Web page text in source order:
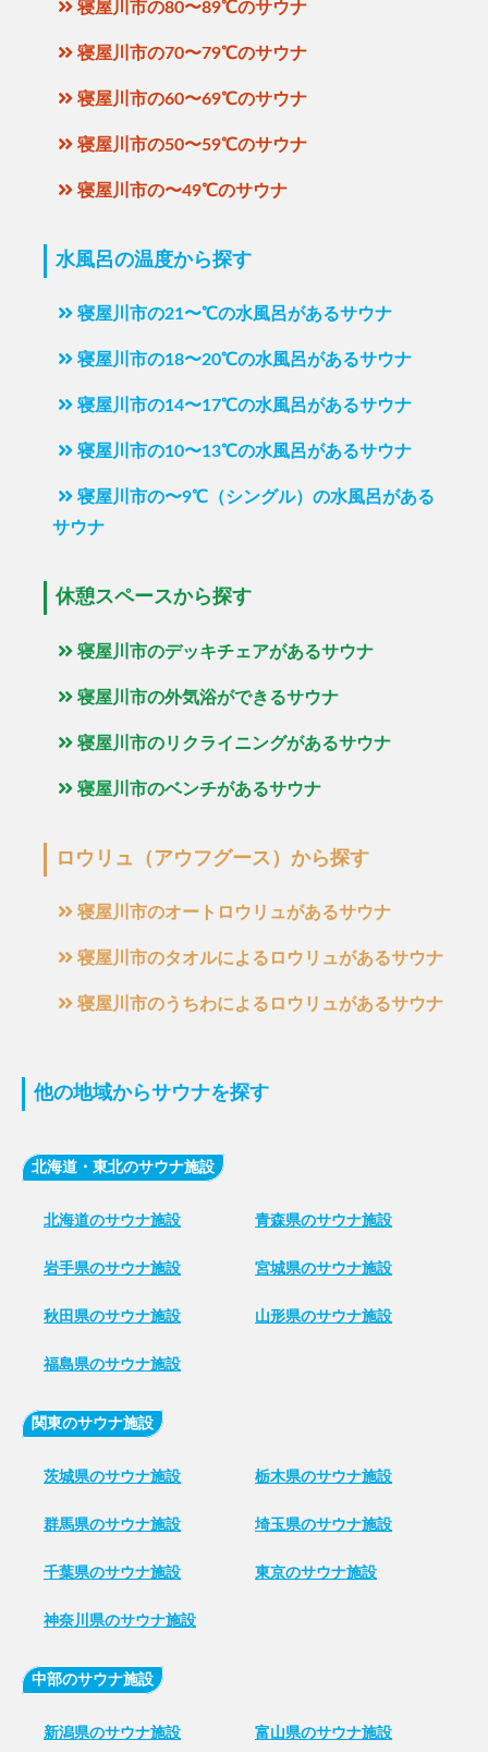
寝屋川市の80〜89℃のサウナ
寝屋川市の70〜79℃のサウナ
寝屋川市の60〜69℃のサウナ
寝屋川市の50〜59℃のサウナ
寝屋川市の〜49℃のサウナ
水風呂の温度から探す
寝屋川市の21〜℃の水風呂があるサウナ
寝屋川市の18〜20℃の水風呂があるサウナ
寝屋川市の14〜17℃の水風呂があるサウナ
寝屋川市の10〜13℃の水風呂があるサウナ
寝屋川市の〜9℃（シングル）の水風呂がある
サウナ
休憩スペースから探す
寝屋川市のデッキチェアがあるサウナ
寝屋川市の外気浴ができるサウナ
寝屋川市のリクライニングがあるサウナ
寝屋川市のベンチがあるサウナ
ロウリュ（アウフグース）から探す
寝屋川市のオートロウリュがあるサウナ
寝屋川市のタオルによるロウリュがあるサウナ
寝屋川市のうちわによるロウリュがあるサウナ
他の地域からサウナを探す
北海道・東北のサウナ施設
北海道のサウナ施設 青森県のサウナ施設
岩手県のサウナ施設 宮城県のサウナ施設
秋田県のサウナ施設 山形県のサウナ施設
福島県のサウナ施設
関東のサウナ施設
茨城県のサウナ施設 栃木県のサウナ施設
群馬県のサウナ施設 埼玉県のサウナ施設
千葉県のサウナ施設 東京のサウナ施設
神奈川県のサウナ施設
中部のサウナ施設
新潟県のサウナ施設 富山県のサウナ施設